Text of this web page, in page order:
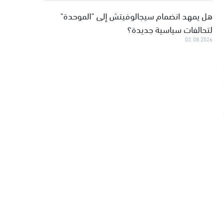
هل يمهد انضمام سيجالوفيتش إلى "الموحدة"
لتحالفات سياسية جديدة؟
02.08.2026